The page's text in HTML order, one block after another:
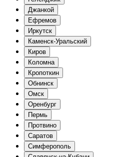
Джанкой
Ефремов
Иркутск
Каменск-Уральский
Киров
Коломна
Кропоткин
Обнинск
Омск
Оренбург
Пермь
Протвино
Саратов
Симферополь